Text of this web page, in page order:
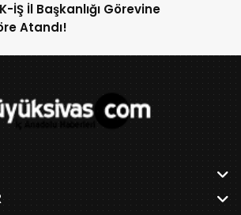
İŞ İl Başkanlığı Görevine
Atandı!